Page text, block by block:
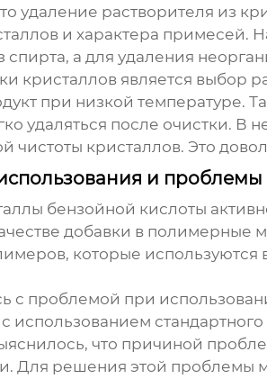
удаление растворителя из
и характера примесей.
а для удаления
кристаллов является выбор
при низкой
удаляться после очистки. В
чистоты кристаллов. Это
и проблемы
бензойной кислоты
добавки в
которые используются
с проблемой при
использованием
что причиной
Для решения этой проблемы